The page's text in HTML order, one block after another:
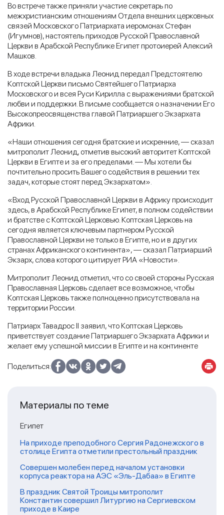
Во встрече также приняли участие секретарь по
межхристианским отношениям Отдела внешних церковных
связей Московского Патриархата иеромонах Стефан
(Игумнов), настоятель приходов Русской Православной
Церкви в Арабской Республике Египет протоиерей Алексий
Машков.
В ходе встречи владыка Леонид передал Предстоятелю
Коптской Церкви письмо Святейшего Патриарха
Московского и всея Руси Кирилла с выражениями братской
любви и поддержки. В письме сообщается о назначении Его
Высокопреосвященства главой Патриаршего Экзархата
Африки.
«Наши отношения сегодня братские и искренние, — сказал
митрополит Леонид, отметив высокий авторитет Коптской
Церкви в Египте и за его пределами. — Мы хотели бы
почтительно просить Вашего содействия в решении тех
задач, которые стоят перед Экзархатом».
«Вход Русской Православной Церкви в Африку происходит
здесь, в Арабской Республике Египет, в полном содействии
и братстве с Коптской Церковью. Коптская Церковь на
сегодня является ключевым партнером Русской
Православной Церкви не только в Египте, но и в других
странах Африканского континента», — сказал Патриарший
Экзарх, слова которого цитирует РИА «Новости».
Митрополит Леонид отметил, что со своей стороны Русская
Православная Церковь сделает все возможное, чтобы
Коптская Церковь также полноценно присутствовала на
территории России.
Патриарх Тавадрос II заявил, что Коптская Церковь
приветствует создание Патриаршего Экзархата Африки и
желает ему успешной миссии в Египте и на континенте
Поделиться:
Материалы по теме
Египет
На приходе преподобного Сергия Радонежского в
столице Египта отметили престольный праздник
Совершен молебен перед началом установки
корпуса реактора на АЭС «Эль-Дабаа» в Египте
В праздник Святой Троицы митрополит
Константин совершил Литургию на Сергиевском
приходе в Каире